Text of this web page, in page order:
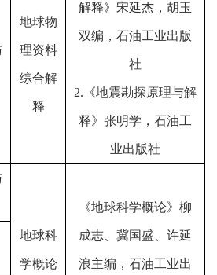
地球物
理资料
综合解
释
解释》宋延杰，胡玉
双编，石油工业出版
社
2.《地震勘探原理与解
释》张明学，石油工
业出版社
地球科
学概论
《地球科学概论》柳
成志、冀国盛、许延
浪主编，石油工业出